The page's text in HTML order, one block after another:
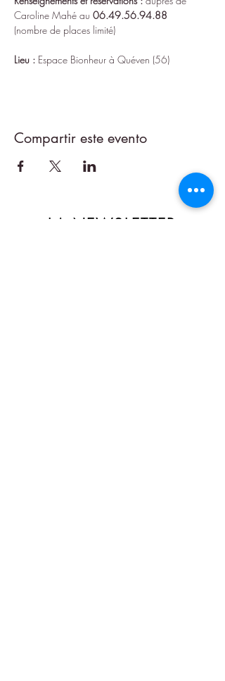
Caroline Mahé au 06.49.56.94.88
(nombre de places limité)
Lieu : Espace Bionheur à Quéven (56)
Compartir este evento
LA NEWSLETTER